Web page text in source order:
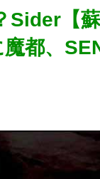
Sider【
都、